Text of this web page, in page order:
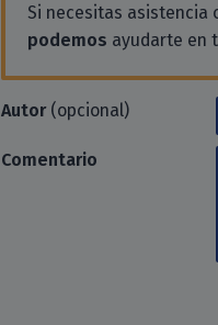
Si necesitas asistencia
podemos ayudarte en
Autor(opcional)
Comentario